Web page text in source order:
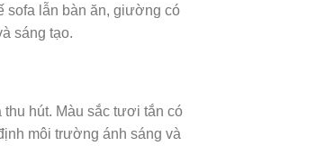
sofa lẫn bàn ăn, giường có
sáng tạo.
hút. Màu sắc tươi tắn có
môi trường ánh sáng và